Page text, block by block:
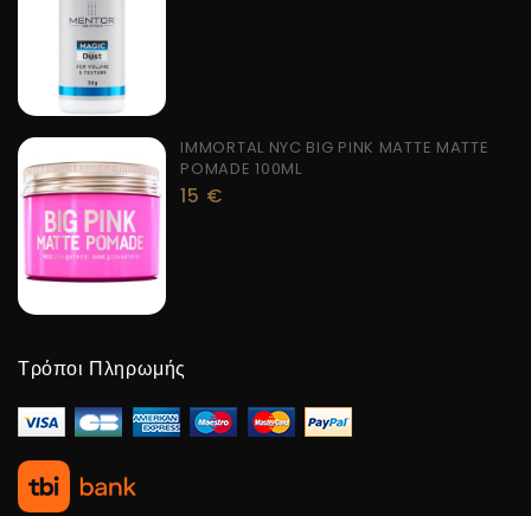
IMMORTAL NYC BIG PINK MATTE MATTE
POMADE 100ML
15 €
Τρόποι Πληρωμής